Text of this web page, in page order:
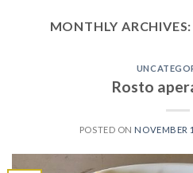
MONTHLY ARCHIVES:
Rosto
POSTED ON NOVEMBER